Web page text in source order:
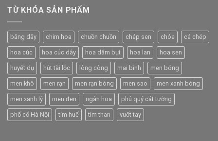
TỪ KHÓA SẢN PHẨM
băng dây chim hoa chuồn chuồn chép sen chóe cá chép
hoa cúc hoa cúc dây hoa dâm bụt hoa lan hoa sen
huyết dụ hút tài lộc lông công mai bình men bóng
men khô men rạn men rạn bóng men sao men xanh bóng
men xanh lý men đen ngàn hoa phú quý cát tường
phố cổ Hà Nội tím huế tím than vuốt tay